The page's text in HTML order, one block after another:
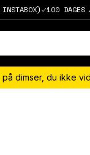
100 DAGES
på dimser, du ikke